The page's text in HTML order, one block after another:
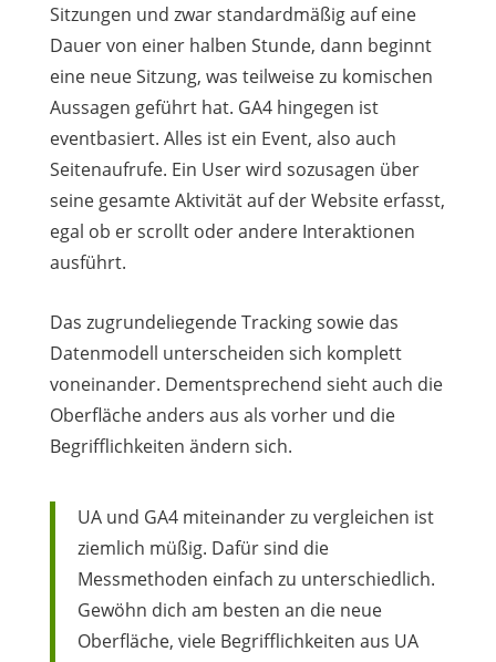
Sitzungen und zwar standardmäßig auf eine
Dauer von einer halben Stunde, dann beginnt
eine neue Sitzung, was teilweise zu komischen
Aussagen geführt hat. GA4 hingegen ist
eventbasiert. Alles ist ein Event, also auch
Seitenaufrufe. Ein User wird sozusagen über
seine gesamte Aktivität auf der Website erfasst,
egal ob er scrollt oder andere Interaktionen
ausführt.
Das zugrundeliegende Tracking sowie das
Datenmodell unterscheiden sich komplett
voneinander. Dementsprechend sieht auch die
Oberfläche anders aus als vorher und die
Begrifflichkeiten ändern sich.
UA und GA4 miteinander zu vergleichen ist
ziemlich müßig. Dafür sind die
Messmethoden einfach zu unterschiedlich.
Gewöhn dich am besten an die neue
Oberfläche, viele Begrifflichkeiten aus UA